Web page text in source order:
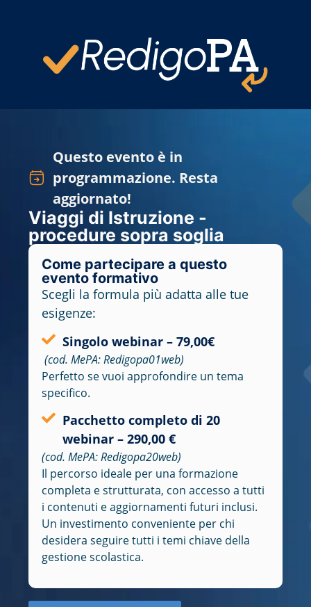
Questo evento è in
programmazione. Resta
aggiornato!
Viaggi di Istruzione -
procedure sopra soglia
Come partecipare a questo
evento formativo
Scegli la formula più adatta alle tue
esigenze:
Singolo webinar – 79,00€
(cod. MePA: Redigopa01web)
Perfetto se vuoi approfondire un tema
specifico.
Pacchetto completo di 20
webinar – 290,00 €
(cod. MePA: Redigopa20web)
Il percorso ideale per una formazione
completa e strutturata, con accesso a tutti
i contenuti e aggiornamenti futuri inclusi.
Un investimento conveniente per chi
desidera seguire tutti i temi chiave della
gestione scolastica.